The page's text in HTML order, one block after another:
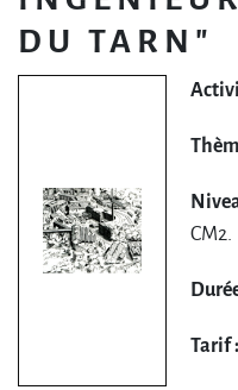
DU TARN"
CM2.
Tarif